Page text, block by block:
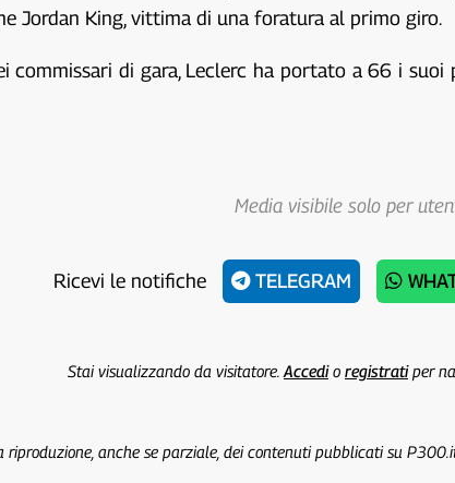
Jordan King, vittima di una foratura al primo giro.
commissari di gara, Leclerc ha portato a 66 i
Media visibile solo per
Ricevi le notifiche TELEGRAM
Stai visualizzando da visitatore. Accedio registratiper
riproduzione, anche se parziale, dei contenuti pubblicati su